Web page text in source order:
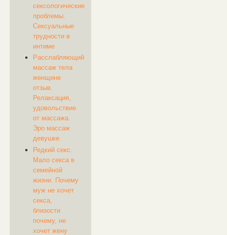
сексологические
проблемы.
Сексуальные
трудности в
интиме
Расслабляющий
массаж тела
женщине
отзыв.
Релаксация,
удовольствие
от массажа.
Эро массаж
девушке.
Редкий секс.
Мало секса в
семейной
жизни. Почему
муж не хочет
секса,
близости
почему, не
хочет жену